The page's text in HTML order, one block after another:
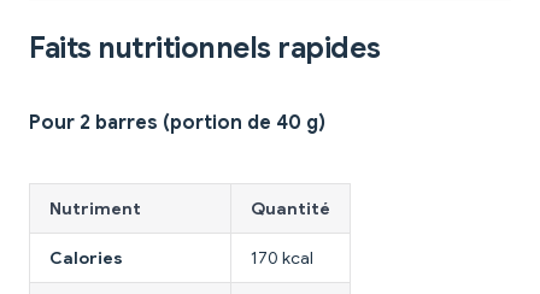
Faits nutritionnels rapides
Pour 2 barres (portion de 40 g)
Nutriment Quantité
Calories 170 kcal